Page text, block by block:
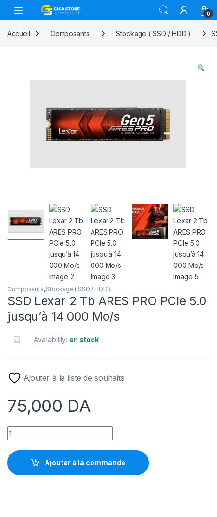
Skip to navigation
Skip to content
0
Accueil Composants Stockage ( SSD / HDD )
Composants, Stockage ( SSD / HDD )
SSD Lexar 2 Tb ARES PRO PCIe 5.0
jusqu’à 14 000 Mo/s
Availability: en stock
Ajouter à la liste de souhaits
75,000 DA
SSD Lexar 2 Tb ARES PRO PCIe 5.0 jusqu’à 14 000 Mo/s
Ajouter à la commande